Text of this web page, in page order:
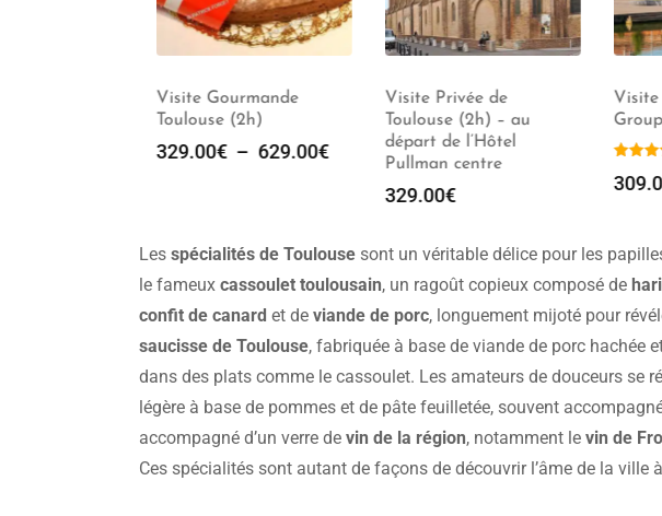
Visite Gourmande
Toulouse (2h)
329.00€– 629.00€
Visite Privée de
Toulouse (2h) – au
départ de l’Hôtel
Pullman centre
329.00€
Visite
309.00
Les spécialités de Toulouse sont un véritable délice pour les
le fameux cassoulet toulousain, un ragoût copieux composé de
confit de canard et de viande de porc, longuement mijoté pour
saucisse de Toulouse, fabriquée à base de viande de porc hachée
dans des plats comme le cassoulet. Les amateurs de douceurs se
légère à base de pommes et de pâte feuilletée, souvent
accompagné d’un verre de vin de la région, notamment le vin de
Ces spécialités sont autant de façons de découvrir l’âme de la ville